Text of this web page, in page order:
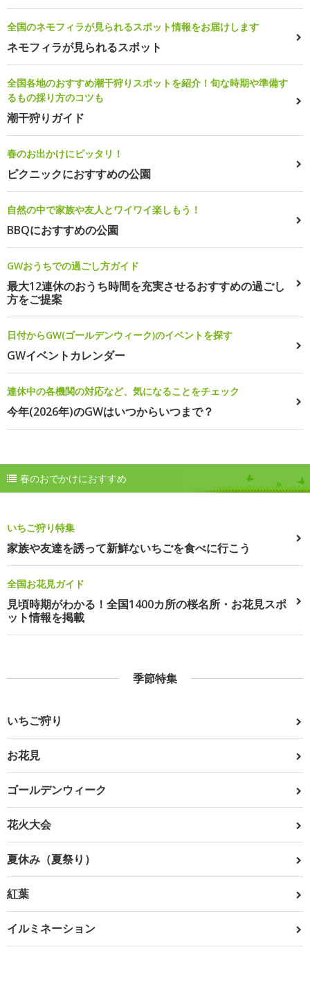
全国のネモフィラが見られるスポット情報をお届けします
ネモフィラが見られるスポット
全国各地のおすすめ潮干狩りスポットを紹介！旬な時期や準備す
るもの採り方のコツも
潮干狩りガイド
春のお出かけにピッタリ！
ピクニックにおすすめの公園
自然の中で家族や友人とワイワイ楽しもう！
BBQにおすすめの公園
GWおうちでの過ごし方ガイド
最大12連休のおうち時間を充実させるおすすめの過ごし
方をご提案
日付からGW(ゴールデンウィーク)のイベントを探す
GWイベントカレンダー
連休中の各機関の対応など、気になることをチェック
今年(2026年)のGWはいつからいつまで？
春のおでかけにおすすめ
いちご狩り特集
家族や友達を誘って新鮮ないちごを食べに行こう
全国お花見ガイド
見頃時期がわかる！全国1400カ所の桜名所・お花見スポ
ット情報を掲載
季節特集
いちご狩り
お花見
ゴールデンウィーク
花火大会
夏休み（夏祭り）
紅葉
イルミネーション